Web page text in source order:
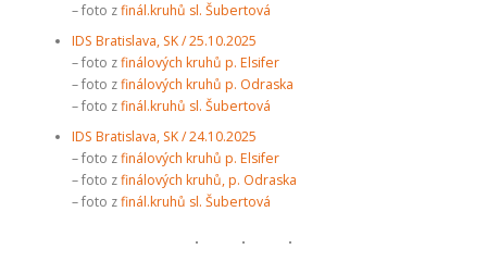
– foto zfinál.kruhů sl. Šubertová
IDS Bratislava, SK / 25.10.2025
– foto zfinálových kruhů p. Elsifer
– foto zfinálových kruhů p. Odraska
– foto zfinál.kruhů sl. Šubertová
IDS Bratislava, SK / 24.10.2025
– foto zfinálových kruhů p. Elsifer
– foto zfinálových kruhů, p. Odraska
– foto zfinál.kruhů sl. Šubertová